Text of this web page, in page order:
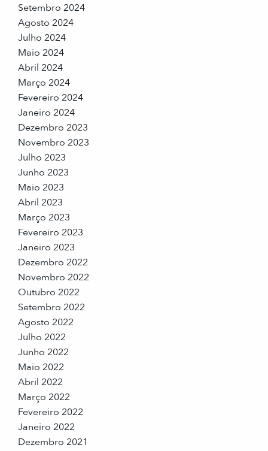
Setembro 2024
Agosto 2024
Julho 2024
Maio 2024
Abril 2024
Março 2024
Fevereiro 2024
Janeiro 2024
Dezembro 2023
Novembro 2023
Julho 2023
Junho 2023
Maio 2023
Abril 2023
Março 2023
Fevereiro 2023
Janeiro 2023
Dezembro 2022
Novembro 2022
Outubro 2022
Setembro 2022
Agosto 2022
Julho 2022
Junho 2022
Maio 2022
Abril 2022
Março 2022
Fevereiro 2022
Janeiro 2022
Dezembro 2021